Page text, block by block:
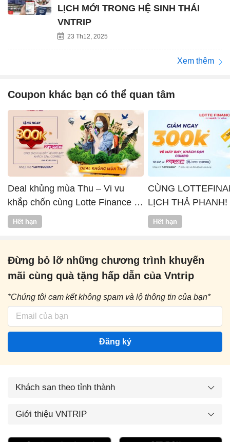
LỊCH MỚI TRONG HỆ SINH THÁI
VNTRIP
23 Th12, 2025
Xem thêm
Coupon khác bạn có thể quan tâm
Deal khủng mùa Thu – Vi vu
khắp chốn cùng Lotte Finance x
Vntrip
Hết hạn
CÙNG
LỊCH THẢ PHANH!
Hết hạn
Đừng bỏ lỡ những chương trình khuyến
mãi cùng quà tặng hấp dẫn của Vntrip
*Chúng tôi cam kết không spam và lộ thông tin của bạn*
Đăng ký
Khách sạn theo tỉnh thành
Giới thiệu VNTRIP